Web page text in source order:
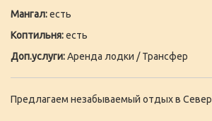
Мангал:есть
Коптильня:есть
Доп.услуги:Аренда лодки / Трансфер
Предлагаем незабываемый отдых в